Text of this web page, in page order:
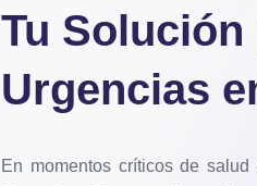
Tu
Urgencias
En momentos críticos de